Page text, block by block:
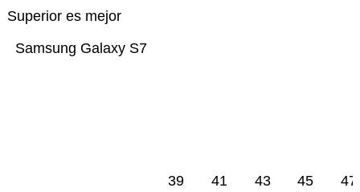
Superior es mejor
Samsung Galaxy S7
39 41 43 45 47